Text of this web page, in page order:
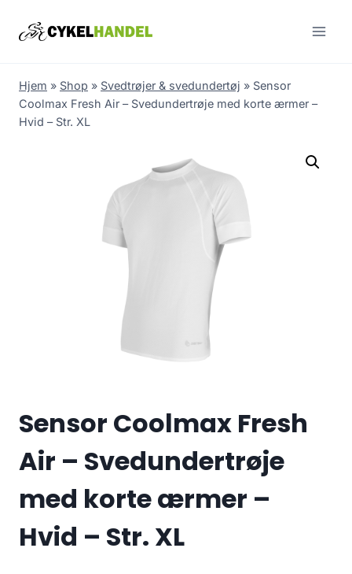
Hjem » Shop » Svedtrøjer & svedundertøj » Sensor
Coolmax Fresh Air – Svedundertrøje med korte ærmer –
Hvid – Str. XL
Sensor Coolmax Fresh
Air – Svedundertrøje
med korte ærmer –
Hvid – Str. XL